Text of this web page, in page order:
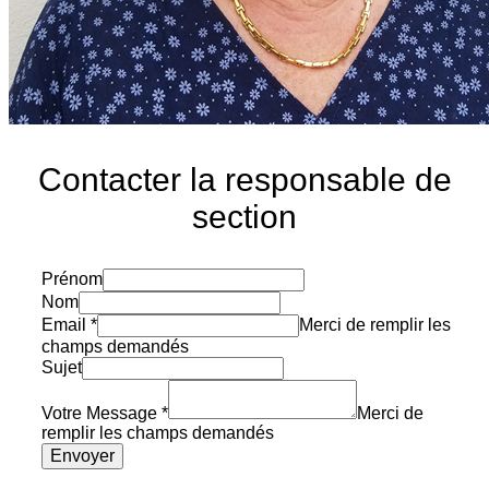
Contacter la responsable de
section
Prénom
Nom
Email *
Merci de remplir les
champs demandés
Sujet
Votre Message *
Merci de
remplir les champs demandés
Envoyer